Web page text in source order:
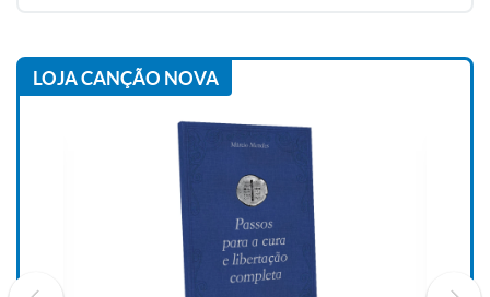
LOJA CANÇÃO NOVA